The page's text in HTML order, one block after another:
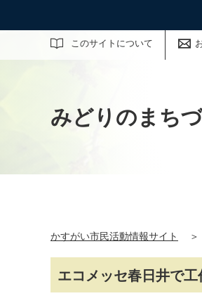
このサイトについて
サイト内検索
みどりのまち
かすがい市民活動情報サイト ＞
エコメッセ春日井で